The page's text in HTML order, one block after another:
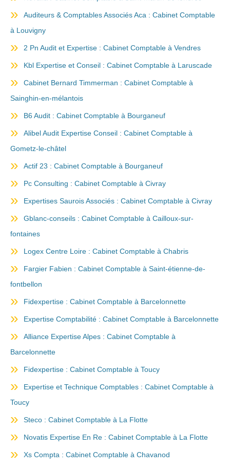
Auditeurs & Comptables Associés Aca : Cabinet Comptable
à Louvigny
2 Pn Audit et Expertise : Cabinet Comptable à Vendres
Kbl Expertise et Conseil : Cabinet Comptable à Laruscade
Cabinet Bernard Timmerman : Cabinet Comptable à
Sainghin-en-mélantois
B6 Audit : Cabinet Comptable à Bourganeuf
Alibel Audit Expertise Conseil : Cabinet Comptable à
Gometz-le-châtel
Actif 23 : Cabinet Comptable à Bourganeuf
Pc Consulting : Cabinet Comptable à Civray
Expertises Saurois Associés : Cabinet Comptable à Civray
Gblanc-conseils : Cabinet Comptable à Cailloux-sur-
fontaines
Logex Centre Loire : Cabinet Comptable à Chabris
Fargier Fabien : Cabinet Comptable à Saint-étienne-de-
fontbellon
Fidexpertise : Cabinet Comptable à Barcelonnette
Expertise Comptabilité : Cabinet Comptable à Barcelonnette
Alliance Expertise Alpes : Cabinet Comptable à
Barcelonnette
Fidexpertise : Cabinet Comptable à Toucy
Expertise et Technique Comptables : Cabinet Comptable à
Toucy
Steco : Cabinet Comptable à La Flotte
Novatis Expertise En Re : Cabinet Comptable à La Flotte
Xs Compta : Cabinet Comptable à Chavanod